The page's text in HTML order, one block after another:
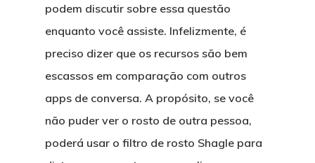
podem discutir sobre essa questão
enquanto você assiste. Infelizmente, é
preciso dizer que os recursos são bem
escassos em comparação com outros
apps de conversa. A propósito, se você
não puder ver o rosto de outra pessoa,
poderá usar o filtro de rosto Shagle para